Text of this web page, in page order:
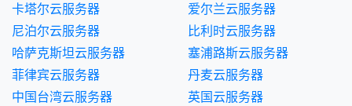
卡塔尔云服务器
尼泊尔云服务器
哈萨克斯坦云服务器
菲律宾云服务器
中国台湾云服务器
爱尔兰云服务器
比利时云服务器
塞浦路斯云服务器
丹麦云服务器
英国云服务器